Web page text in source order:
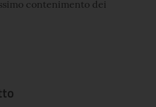
contenimento dei